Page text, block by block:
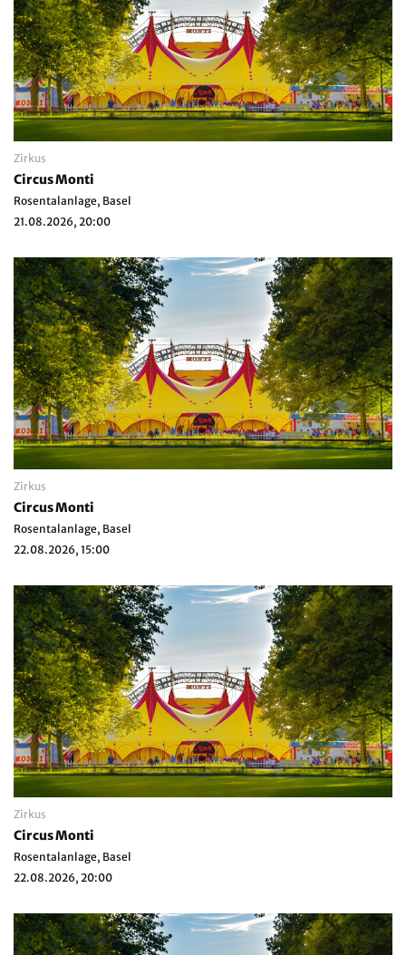
Zirkus
Circus Monti
Rosentalanlage, Basel
21.08.2026, 20:00
Zirkus
Circus Monti
Rosentalanlage, Basel
22.08.2026, 15:00
Zirkus
Circus Monti
Rosentalanlage, Basel
22.08.2026, 20:00